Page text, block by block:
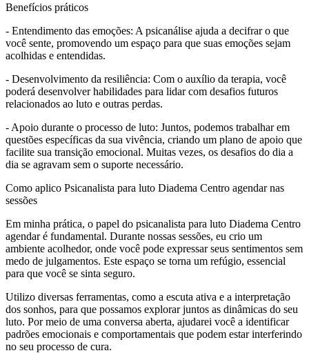
Benefícios práticos
- Entendimento das emoções: A psicanálise ajuda a decifrar o que
você sente, promovendo um espaço para que suas emoções sejam
acolhidas e entendidas.
- Desenvolvimento da resiliência: Com o auxílio da terapia, você
poderá desenvolver habilidades para lidar com desafios futuros
relacionados ao luto e outras perdas.
- Apoio durante o processo de luto: Juntos, podemos trabalhar em
questões específicas da sua vivência, criando um plano de apoio que
facilite sua transição emocional. Muitas vezes, os desafios do dia a
dia se agravam sem o suporte necessário.
Como aplico Psicanalista para luto Diadema Centro agendar nas
sessões
Em minha prática, o papel do psicanalista para luto Diadema Centro
agendar é fundamental. Durante nossas sessões, eu crio um
ambiente acolhedor, onde você pode expressar seus sentimentos sem
medo de julgamentos. Este espaço se torna um refúgio, essencial
para que você se sinta seguro.
Utilizo diversas ferramentas, como a escuta ativa e a interpretação
dos sonhos, para que possamos explorar juntos as dinâmicas do seu
luto. Por meio de uma conversa aberta, ajudarei você a identificar
padrões emocionais e comportamentais que podem estar interferindo
no seu processo de cura.